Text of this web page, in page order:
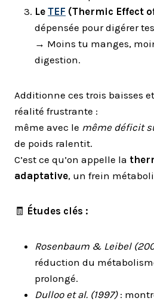
Le TEF (Thermic Effect
dépensée pour digérer
→ Moins tu manges,
digestion.
Additionne ces trois baisses
réalité frustrante :
même avec le même déficit
de poids ralentit.
C’est ce qu’on appelle la
adaptative, un frein
🧾 Études clés :
Rosenbaum & Leibel
réduction du
prolongé.
Dulloo et al. (1997):